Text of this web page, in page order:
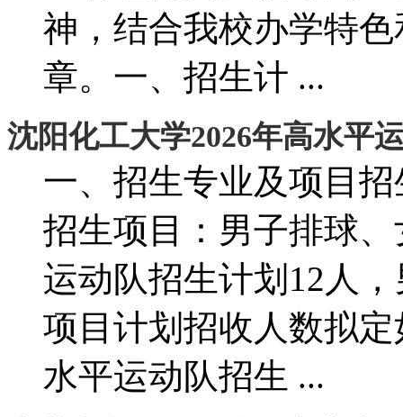
神，结合我校办学特
章。一、招生计 ...
沈阳化工大学2026年高水平
一、招生专业及项目
招生项目：男子排球
运动队招生计划12人
项目计划招收人数拟
水平运动队招生 ...